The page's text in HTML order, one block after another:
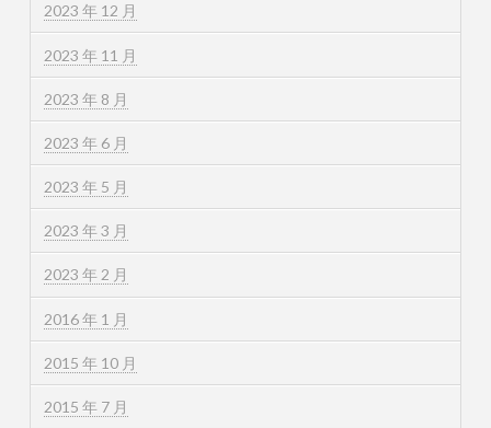
2023 年 12 月
2023 年 11 月
2023 年 8 月
2023 年 6 月
2023 年 5 月
2023 年 3 月
2023 年 2 月
2016 年 1 月
2015 年 10 月
2015 年 7 月